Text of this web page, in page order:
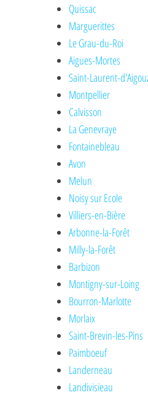
Quissac
Marguerittes
Le Grau-du-Roi
Aigues-Mortes
Saint-Laurent-
Montpellier
Calvisson
La Genevraye
Fontainebleau
Avon
Melun
Noisy sur Ecole
Villiers-en-Bière
Arbonne-la-Forêt
Milly-la-Forêt
Barbizon
Montigny-sur-Loing
Bourron-Marlotte
Morlaix
Saint-Brevin-les-Pins
Paimboeuf
Landerneau
Landivisieau